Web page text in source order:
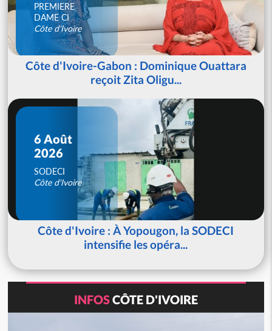
PREMIERE
DAME CI
Côte d'Ivoire
Côte d'Ivoire-Gabon : Dominique Ouattara
reçoit Zita Oligu...
6 Août
2026
SODECI
Côte d'Ivoire
Côte d'Ivoire : À Yopougon, la SODECI
intensifie les opéra...
INFOSCÔTE D'IVOIRE